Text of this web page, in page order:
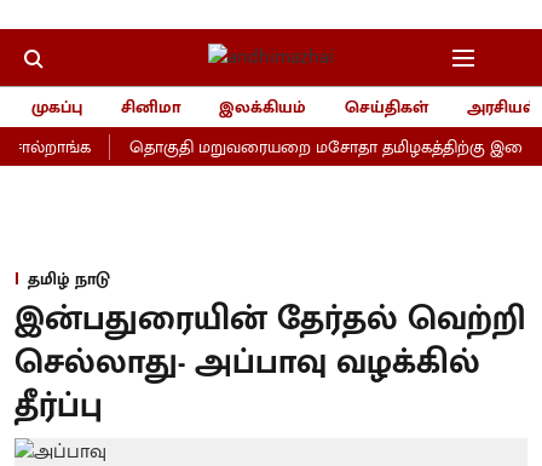
முகப்பு சினிமா இலக்கியம் செய்திகள்
அரசியல்
தொகுதி மறுவரையறை மசோதா தமிழகத்திற்கு
தமிழ் நாடு
இன்பதுரையின் தேர்தல் வெற்றி
செல்லாது- அப்பாவு வழக்கில்
தீர்ப்பு